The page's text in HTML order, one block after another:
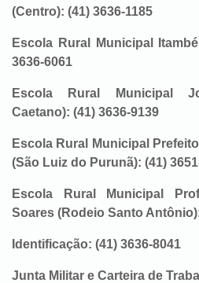
(Centro): (41) 3636-1185
Escola Rural Municipal
3636-6061
Escola Rural Municipal
Caetano): (41) 3636-9139
Escola Rural Municipal
(São Luiz do Purunã): (41)
Escola Rural Municipal
Soares (Rodeio Santo
Identificação: (41) 3636-8041
Junta Militar e Carteira de